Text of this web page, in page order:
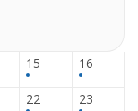
15 16
22 23